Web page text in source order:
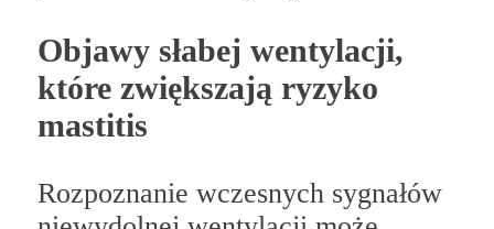
Objawy słabej wentylacji,
które zwiększają ryzyko
mastitis
Rozpoznanie wczesnych sygnałów